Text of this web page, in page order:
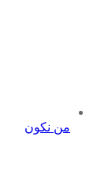
من نكون